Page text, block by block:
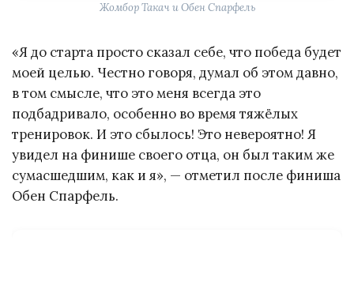
Жомбор Такач и Обен Спарфель
«Я до старта просто сказал себе, что победа будет
моей целью. Честно говоря, думал об этом давно,
в том смысле, что это меня всегда это
подбадривало, особенно во время тяжёлых
тренировок. И это сбылось! Это невероятно! Я
увидел на финише своего отца, он был таким же
сумасшедшим, как и я», — отметил после финиша
Обен Спарфель.